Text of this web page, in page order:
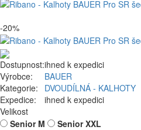
-20%
Dostupnost:ihned k expedici
Výrobce:
BAUER
Kategorie:
DVOUDÍLNÁ - KALHOTY
Expedice:
ihned k expedici
Velikost
Senior M
Senior XXL